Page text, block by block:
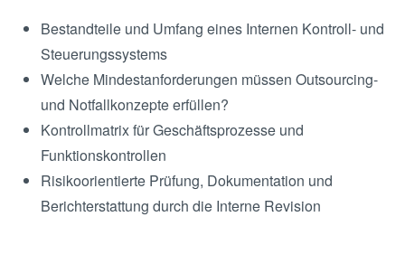
Bestandteile und Umfang eines Internen Kontroll- und
Steuerungssystems
Welche Mindestanforderungen müssen Outsourcing-
und Notfallkonzepte erfüllen?
Kontrollmatrix für Geschäftsprozesse und
Funktionskontrollen
Risikoorientierte Prüfung, Dokumentation und
Berichterstattung durch die Interne Revision